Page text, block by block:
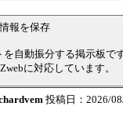
報を保存
自動振分する掲示板で
に対応しています。
投稿日：2026/